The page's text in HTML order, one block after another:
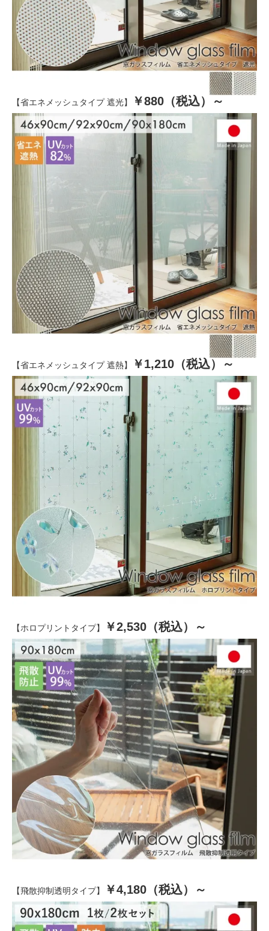
【省エネメッシュタイプ 遮光】 ￥880（税込）～
【省エネメッシュタイプ 遮熱】 ￥1,210（税込）～
【ホロプリントタイプ】 ￥2,530（税込）～
【飛散抑制透明タイプ】 ￥4,180（税込）～